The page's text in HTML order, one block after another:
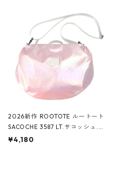
2026新作 ROOTOTE ルートート
SACOCHE 3587 LT.サコッシュ.ル
ミエ-B ショルダーバッグ グロスピ
¥4,180